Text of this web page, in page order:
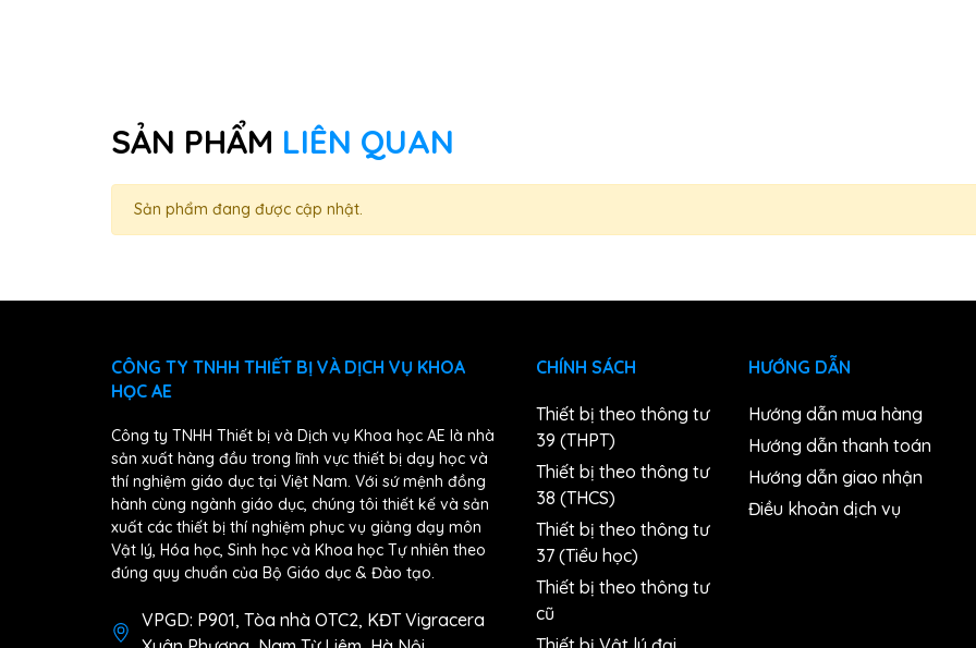
SẢN PHẨM LIÊN QUAN
Sản phẩm đang được cập nhật.
CÔNG TY TNHH THIẾT BỊ VÀ DỊCH VỤ KHOA
HỌC AE
Công ty TNHH Thiết bị và Dịch vụ Khoa học AE là nhà
sản xuất hàng đầu trong lĩnh vực thiết bị dạy học và
thí nghiệm giáo dục tại Việt Nam. Với sứ mệnh đồng
hành cùng ngành giáo dục, chúng tôi thiết kế và sản
xuất các thiết bị thí nghiệm phục vụ giảng dạy môn
Vật lý, Hóa học, Sinh học và Khoa học Tự nhiên theo
đúng quy chuẩn của Bộ Giáo dục & Đào tạo.
VPGD: P901, Tòa nhà OTC2, KĐT Vigracera
CHÍNH SÁCH
Thiết bị theo thông tư
39 (THPT)
Thiết bị theo thông tư
38 (THCS)
Thiết bị theo thông tư
37 (Tiểu học)
Thiết bị theo thông tư
cũ
HƯỚNG DẪN
Hướng dẫn mua hàng
Hướng dẫn thanh toán
Hướng dẫn giao nhận
Điều khoản dịch vụ